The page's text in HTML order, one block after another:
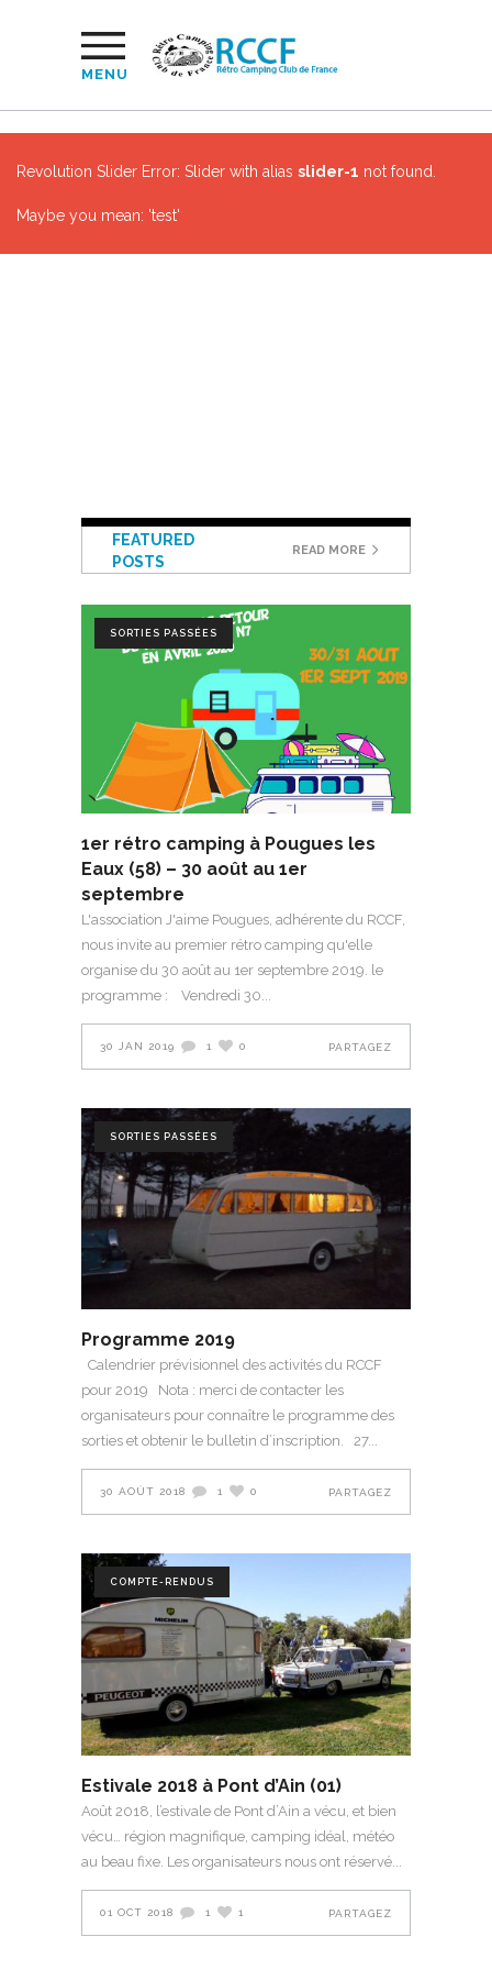
MENU
Revolution Slider Error: Slider with alias slider-1 not found.
Maybe you mean: 'test'
FEATURED
POSTS
READ MORE
SORTIES PASSÉES
1er rétro camping à Pougues les
Eaux (58) – 30 août au 1er
septembre
L'association J'aime Pougues, adhérente du RCCF,
nous invite au premier rétro camping qu'elle
organise du 30 août au 1er septembre 2019. le
programme : Vendredi 30
30 JAN 2019 1 0 PARTAGEZ
SORTIES PASSÉES
Programme 2019
Calendrier prévisionnel des activités du RCCF
pour 2019 Nota : merci de contacter les
organisateurs pour connaître le programme des
sorties et obtenir le bulletin d’inscription. 27
30 AOÛT 2018 1 0 PARTAGEZ
COMPTE-RENDUS
Estivale 2018 à Pont d’Ain (01)
Août 2018, l’estivale de Pont d’Ain a vécu, et bien
vécu… région magnifique, camping idéal, météo
au beau fixe. Les organisateurs nous ont réservé
01 OCT 2018 1 1 PARTAGEZ